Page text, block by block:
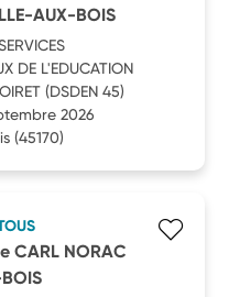
AUX-BOIS
DE L'EDUCATION
(DSDEN 45)
2026
(45170)
CARL NORAC